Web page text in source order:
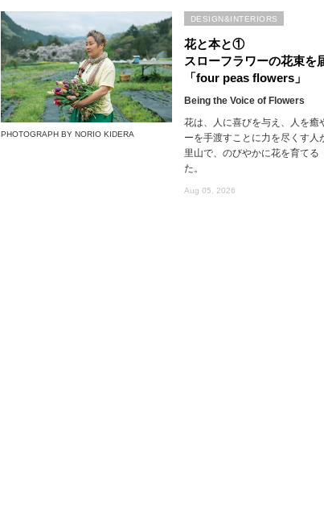
PHOTOGRAPH BY NORIO KIDERA
花と本と①
スローフラワーの花束を
「four peas flowers」
Being the Voice of Flowers
花は、人に喜びを与え、人を癒
ーを手渡すことに力を尽くす人
里山で、のびやかに花を育て
た。
Aug 05, 2026
DESIGN&INTERIORS